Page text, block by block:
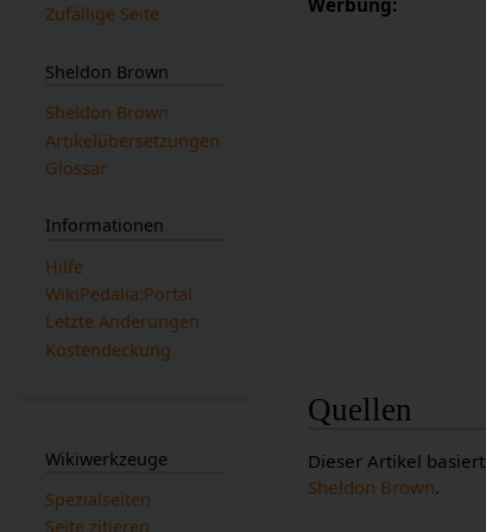
Werbung:
Quellen
Dieser Artikel
Sheldon Brown.
Zufällige Seite
Sheldon Brown
Sheldon Brown
Artikelübersetzungen
Glossar
Informationen
Hilfe
WikiPedalia:Portal
Letzte Änderungen
Kostendeckung
Wikiwerkzeuge
Spezialseiten
Seite zitieren